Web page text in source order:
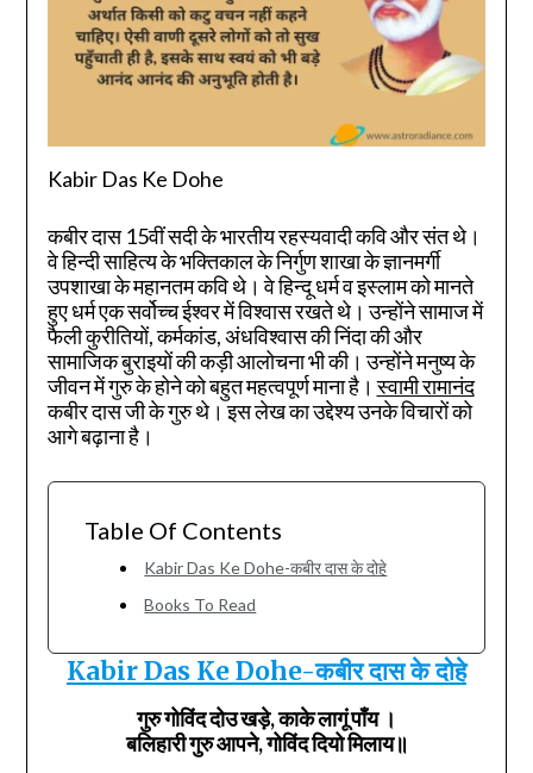
Kabir Das Ke Dohe
कबीर दास 15वीं सदी के भारतीय रहस्यवादी कवि और संत थे।
वे हिन्दी साहित्य के भक्तिकाल के निर्गुण शाखा के ज्ञानमर्गी
उपशाखा के महानतम कवि थे। वे हिन्दू धर्म व इस्लाम को मानते
हुए धर्म एक सर्वोच्च ईश्वर में विश्वास रखते थे। उन्होंने सामाज में
फैली कुरीतियों, कर्मकांड, अंधविश्वास की निंदा की और
सामाजिक बुराइयों की कड़ी आलोचना भी की। उन्होंने मनुष्य के
जीवन में गुरु के होने को बहुत महत्वपूर्ण माना है।स्वामी रामानंद
कबीर दास जी के गुरु थे। इस लेख का उद्देश्य उनके विचारों को
आगे बढ़ाना है।
Table Of Contents
Kabir Das Ke Dohe-कबीर दास के दोहे
Books To Read
Kabir Das Ke Dohe-कबीर दास के दोहे
गुरु गोविंद दोउ खड़े, काके लागूं पाँय ।
बलिहारी गुरु आपने, गोविंद दियो मिलाय॥